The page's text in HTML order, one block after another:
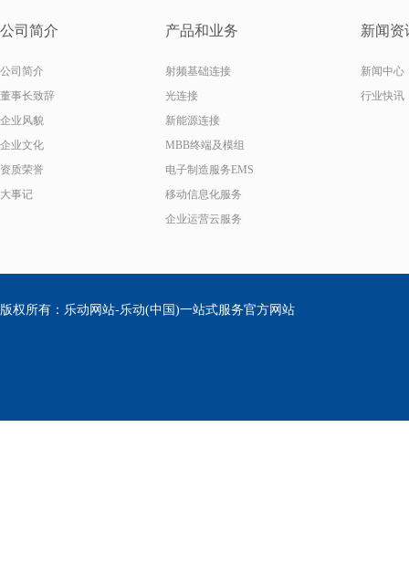
公司简介
公司简介
董事长致辞
企业风貌
企业文化
资质荣誉
大事记
产品和业务
射频基础连接
光连接
新能源连接
MBB终端及模组
电子制造服务EMS
移动信息化服务
企业运营云服务
新闻资
新闻中心
行业快讯
版权所有：乐动网站-乐动(中国)一站式服务官方网站